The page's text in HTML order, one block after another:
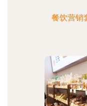
餐饮营销